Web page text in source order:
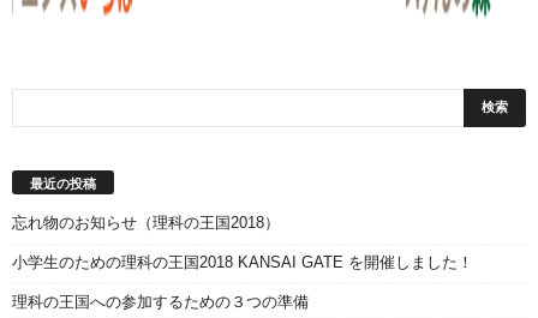
最近の投稿
忘れ物のお知らせ（理科の王国2018）
小学生のための理科の王国2018 KANSAI GATE を開催しました！
理科の王国への参加するための３つの準備